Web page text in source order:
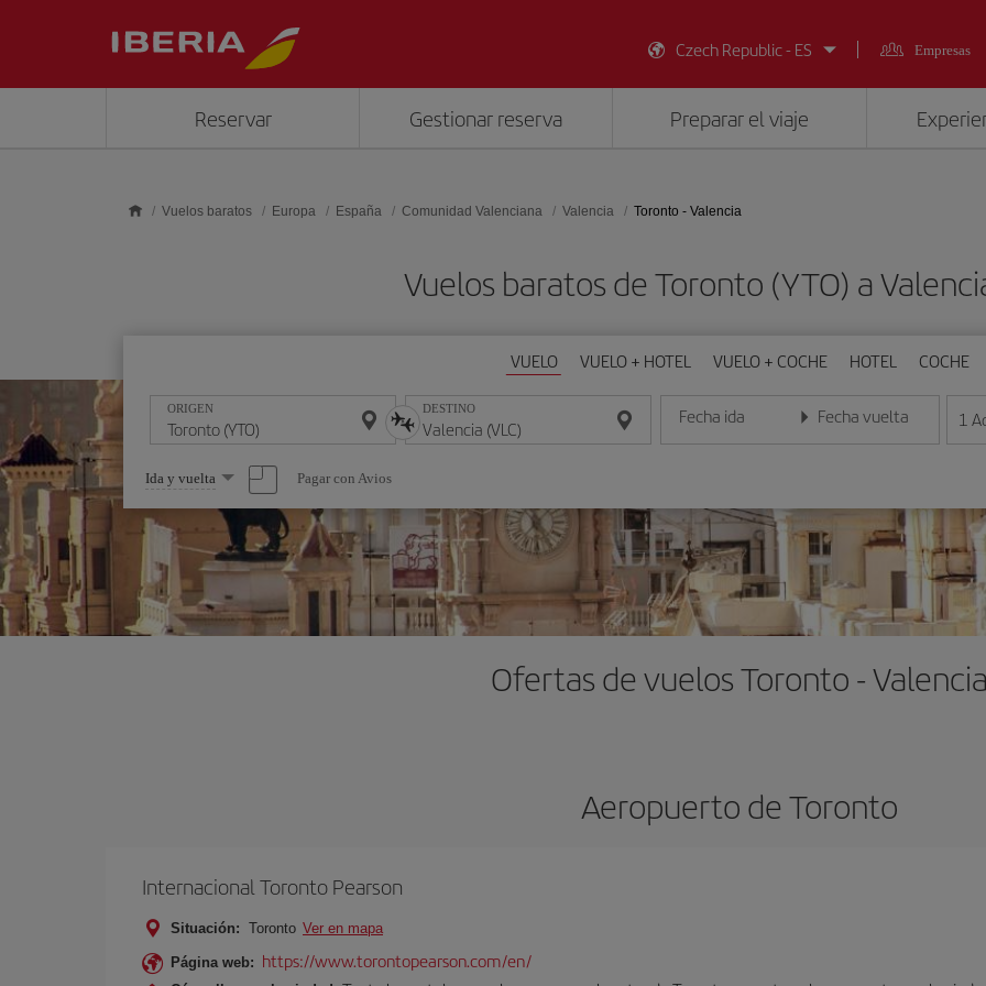
Czech Republic - ES
Empresas
Reservar Gestionar reserva Preparar el viaje
Vuelos baratos Europa España Comunidad Valenciana Valencia Toronto - Valencia
Vuelos baratos de Toronto (YTO) a
VUELO VUELO + HOTEL VUELO + COCHE HOTEL COCHE
ORIGEN DESTINO Fecha ida
Introduce la fecha en formato día/mes/año
Fecha vuelta
Introduce la fecha en 1
Seleccione
una
opción
Ida y vuelta Pagar con Avios
Ofertas de vuelos Toronto -
Aeropuerto de Toronto
Internacional Toronto Pearson
Situación: Toronto Ver en mapa
Página web: https://www.torontopearson.com/en/